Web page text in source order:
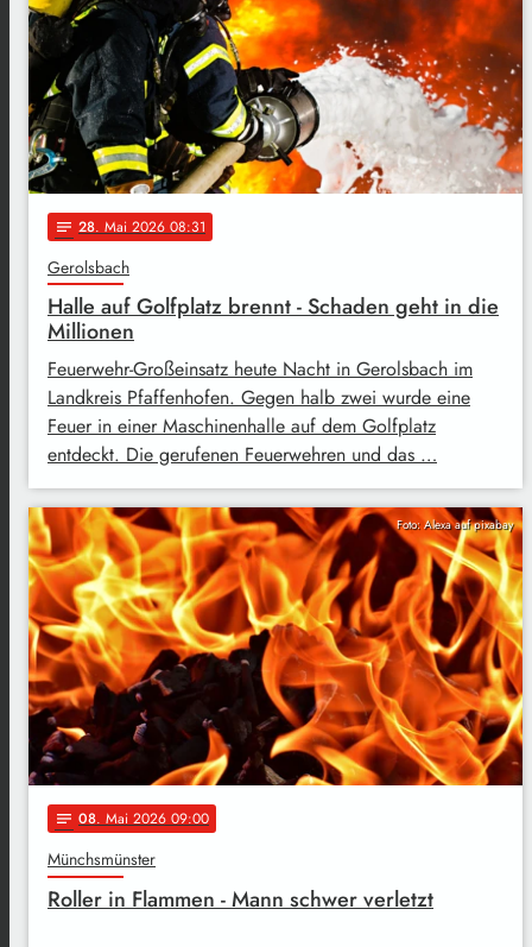
notes 28. Mai 2026 08:31
Gerolsbach
Halle auf Golfplatz brennt - Schaden geht in die
Millionen
Feuerwehr-Großeinsatz heute Nacht in Gerolsbach im
Landkreis Pfaffenhofen. Gegen halb zwei wurde eine
Feuer in einer Maschinenhalle auf dem Golfplatz
entdeckt. Die gerufenen Feuerwehren und das …
Foto: Alexa auf pixabay
notes 08. Mai 2026 09:00
Münchsmünster
Roller in Flammen - Mann schwer verletzt